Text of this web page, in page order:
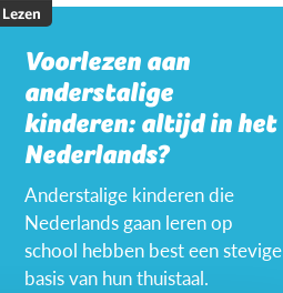
Lezen
Voorlezen aan
anderstalige
kinderen: altijd in het
Nederlands?
Anderstalige kinderen die
Nederlands gaan leren op
school hebben best een stevige
basis van hun thuistaal.